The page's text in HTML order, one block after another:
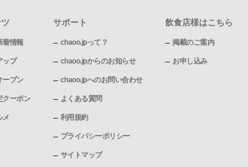
着情報
ップ
ープン
クーポン
メ
サポート
chaoo.jpって？
chaoo.jpからのお知らせ
chaoo.jpへのお問い合わせ
よくある質問
利用規約
プライバシーポリシー
サイトマップ
飲食店様はこちら
掲載のご案内
お申し込み